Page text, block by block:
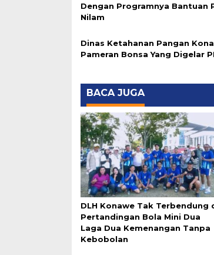
Dengan Programnya Bantuan
Nilam
Dinas Ketahanan Pangan
Pameran Bonsa Yang Digelar
BACA JUGA
DLH Konawe Tak Terbendung
Pertandingan Bola Mini Dua
Laga Dua Kemenangan Tanpa
Kebobolan